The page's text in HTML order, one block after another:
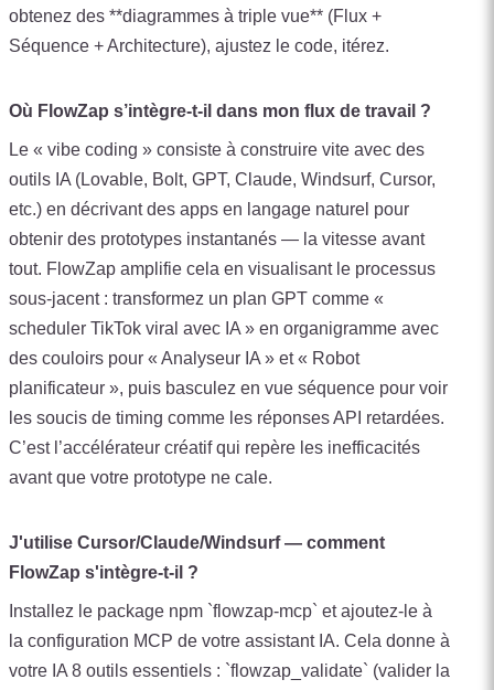
obtenez des **diagrammes à triple vue** (Flux +
Séquence + Architecture), ajustez le code, itérez.
Où FlowZap s’intègre‑t‑il dans mon flux de travail ?
Le « vibe coding » consiste à construire vite avec des
outils IA (Lovable, Bolt, GPT, Claude, Windsurf, Cursor,
etc.) en décrivant des apps en langage naturel pour
obtenir des prototypes instantanés — la vitesse avant
tout. FlowZap amplifie cela en visualisant le processus
sous‑jacent : transformez un plan GPT comme «
scheduler TikTok viral avec IA » en organigramme avec
des couloirs pour « Analyseur IA » et « Robot
planificateur », puis basculez en vue séquence pour voir
les soucis de timing comme les réponses API retardées.
C’est l’accélérateur créatif qui repère les inefficacités
avant que votre prototype ne cale.
J'utilise Cursor/Claude/Windsurf — comment
FlowZap s'intègre‑t‑il ?
Installez le package npm `flowzap-mcp` et ajoutez-le à
la configuration MCP de votre assistant IA. Cela donne à
votre IA 8 outils essentiels : `flowzap_validate` (valider la